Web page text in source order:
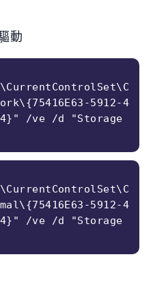
動
5912-4
/ve /d "Storage
5912-4
/ve /d "Storage